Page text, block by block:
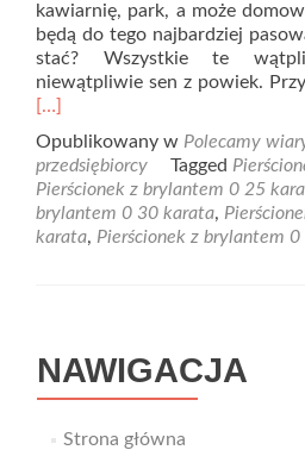
kawiarnię, park, a może
będą do tego najbardziej
stać? Wszystkie te
niewątpliwie sen z powiek.
[…]
Opublikowany w Polecamy
przedsiębiorcy
Tagged
Pierścionek z brylantem 0 25
brylantem 0 30 karata,
karata, Pierścionek z brylantem
NAWIGACJA
Strona główna